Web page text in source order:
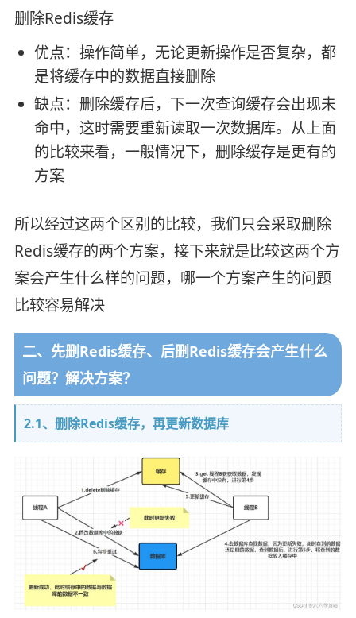
删除Redis缓存
优点：操作简单，无论更新操作是否复杂，都
是将缓存中的数据直接删除
缺点：删除缓存后，下一次查询缓存会出现未
命中，这时需要重新读取一次数据库。从上面
的比较来看，一般情况下，删除缓存是更有的
方案
所以经过这两个区别的比较，我们只会采取删除
Redis缓存的两个方案，接下来就是比较这两个方
案会产生什么样的问题，哪一个方案产生的问题
比较容易解决
二、先删Redis缓存、后删Redis缓存会产生什么
问题？解决方案？
2.1、删除Redis缓存，再更新数据库